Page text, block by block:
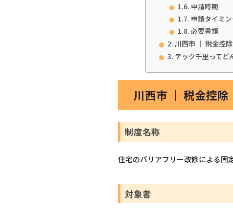
申請時期
申請タイミ
必要書類
川西市 ｜ 税金控
テック千里ってど
川西市 ｜ 税金控
制度名称
住宅のバリアフリー改修による固
対象者